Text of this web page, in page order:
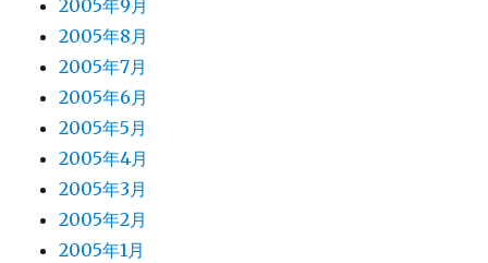
2005年9月
2005年8月
2005年7月
2005年6月
2005年5月
2005年4月
2005年3月
2005年2月
2005年1月